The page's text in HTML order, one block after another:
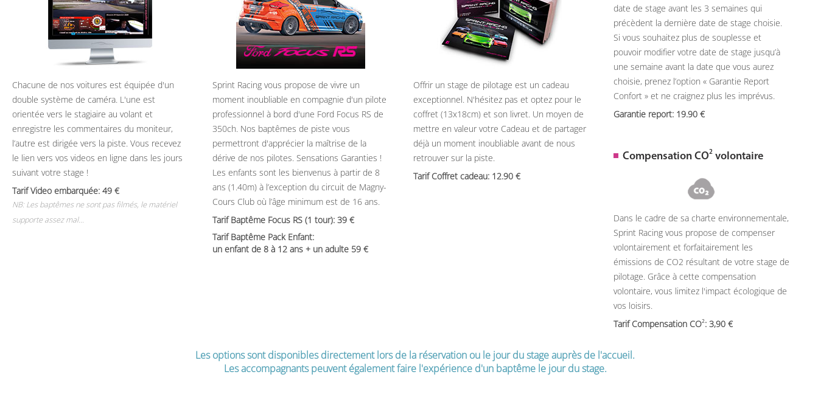
Chacune de nos voitures est équipée d'un
double système de caméra. L'une est
orientée vers le stagiaire au volant et
enregistre les commentaires du moniteur,
l’autre est dirigée vers la piste. Vous recevez
le lien vers vos videos en ligne dans les jours
suivant votre stage !
Tarif Video embarquée: 49
NB: Les baptêmes ne sont pas filmés, le matériel
supporte assez mal...
Sprint Racing vous propose de vivre un
moment inoubliable en compagnie d'un pilote
professionnel à bord d'une Ford Focus RS de
350ch. Nos baptêmes de piste vous
permettront d'apprécier la maîtrise de la
dérive de nos pilotes. Sensations Garanties !
Les enfants sont les bienvenus à partir de 8
ans (1.40m) à l’exception du circuit de Magny-
Cours Club où l’âge minimum est de 16 ans.
Tarif Baptême Focus RS (1 tour): 39
Tarif Baptême Pack Enfant:
un enfant de 8 à 12 ans + un adulte 59
Offrir un stage de pilotage est un cadeau
exceptionnel. N'hésitez pas et optez pour le
coffret (13x18cm) et son livret. Un moyen de
mettre en valeur votre Cadeau et de partager
déjà un moment inoubliable avant de nous
retrouver sur la piste.
Tarif Coffret cadeau: 12.90
date de stage avant les 3 semaines qui
précèdent la dernière date de stage choisie.
Si vous souhaitez plus de souplesse et
pouvoir modifier votre date de stage jusqu’à
une semaine avant la date que vous aurez
choisie, prenez l’option « Garantie Report
Confort » et ne craignez plus les imprévus.
Garantie report: 19.90
Compensation CO2volontaire
Dans le cadre de sa charte environnementale,
Sprint Racing vous propose de compenser
volontairement et forfaitairement les
émissions de CO2 résultant de votre stage de
pilotage. Grâce à cette compensation
volontaire, vous limitez l'impact écologique de
vos loisirs.
Tarif Compensation CO2: 3,90
Les options sont disponibles directement lors de la réservation ou le jour du stage auprès de l'accueil.
Les accompagnants peuvent également faire l'expérience d'un baptême le jour du stage.